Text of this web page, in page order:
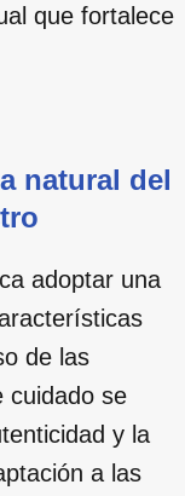
que fortalece
natural del
adoptar una
de las
cuidado se
y la
a las